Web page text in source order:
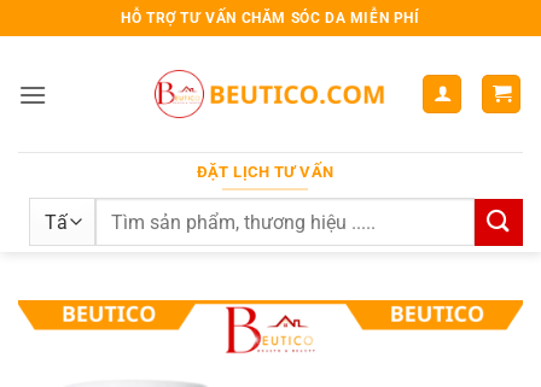
qua
dung
HỖ TRỢ TƯ VẤN CHĂM SÓC DA MIỄN PHÍ
ĐẶT LỊCH TƯ VẤN
Search